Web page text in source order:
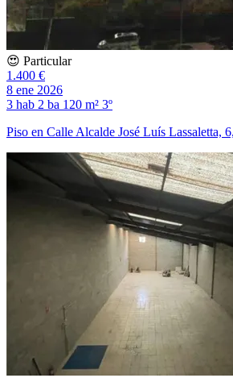
😍 Particular
1.400 €
8 ene 2026
3 hab 2 ba 120 m² 3º
Piso en Calle Alcalde José Luís Lassaletta,